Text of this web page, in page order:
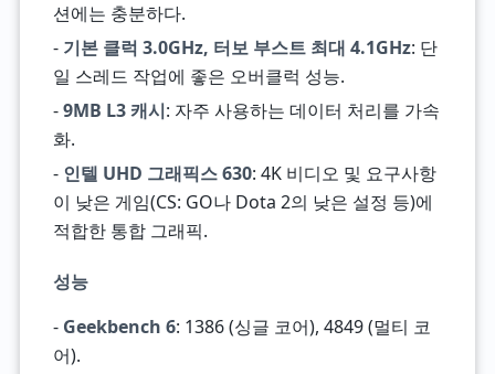
션에는 충분하다.
- 기본 클럭 3.0GHz, 터보 부스트 최대 4.1GHz: 단
일 스레드 작업에 좋은 오버클럭 성능.
-9MB L3 캐시: 자주 사용하는 데이터 처리를 가속
화.
- 인텔 UHD 그래픽스 630: 4K 비디오 및 요구사항
이 낮은 게임(CS: GO나 Dota 2의 낮은 설정 등)에
적합한 통합 그래픽.
성능
- Geekbench 6: 1386 (싱글 코어), 4849 (멀티 코
어).